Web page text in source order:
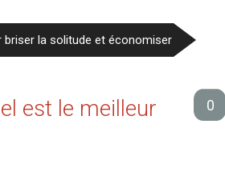
briser la solitude et économiser
est le meilleur
0